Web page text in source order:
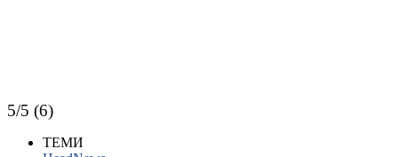
5/5 (6)
ТЕМИ